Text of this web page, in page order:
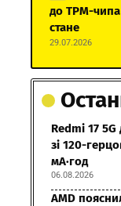
до TPM-
стане
29.07.2026
Redmi 17
зі 120-
мА·год
06.08.2026
AMD